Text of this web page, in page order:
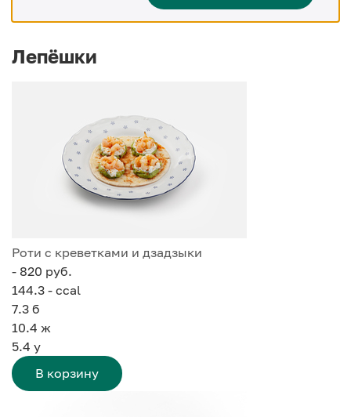
Лепёшки
Роти с креветками и дзадзыки
- 820 руб.
144.3 - ccal
7.3 б
10.4 ж
5.4 у
В корзину